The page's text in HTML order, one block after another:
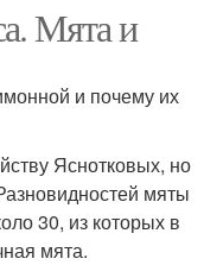
Мята и
и почему их
Яснотковых, но
мяты
30, из которых в
мята.